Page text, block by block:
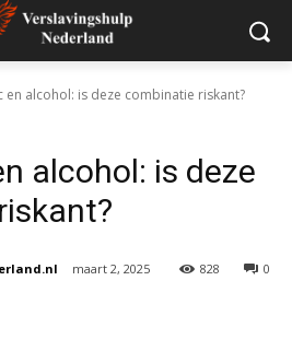
en alcohol: is deze combinatie riskant?
alcohol: is deze
maart 2, 2025 0
828